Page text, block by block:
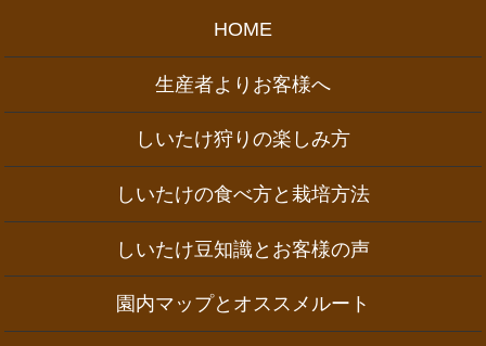
HOME
生産者よりお客様へ
しいたけ狩りの楽しみ方
しいたけの食べ方と栽培方法
しいたけ豆知識とお客様の声
園内マップとオススメルート